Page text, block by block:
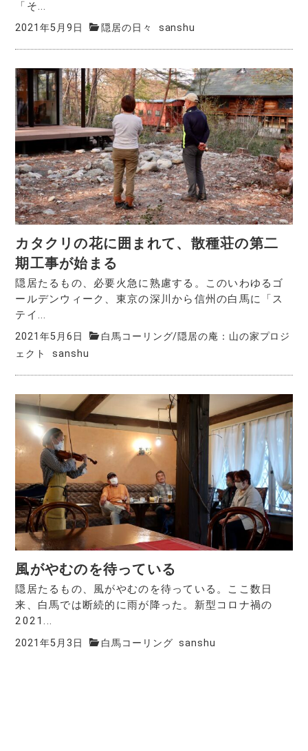
「そ...
2021年5月9日 隠居の日々 sanshu
カタクリの花に囲まれて、散種荘の第二
期工事が始まる
隠居たるもの、必要火急に熟慮する。このいわゆるゴ
ールデンウィーク、東京の深川から信州の白馬に「ス
テイ...
2021年5月6日 白馬コーリング/隠居の庵：山の家プロジ
ェクト
sanshu
風がやむのを待っている
隠居たるもの、風がやむのを待っている。ここ数日
来、白馬では断続的に雨が降った。新型コロナ禍の
2021...
2021年5月3日 白馬コーリング sanshu